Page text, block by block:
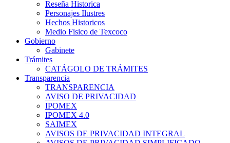
Reseña Historica
Personajes Ilustres
Hechos Historicos
Medio Fisico de Texcoco
Gobierno
Gabinete
Trámites
CATÁGOLO DE TRÁMITES
Transparencia
TRANSPARENCIA
AVISO DE PRIVACIDAD
IPOMEX
IPOMEX 4.0
SAIMEX
AVISOS DE PRIVACIDAD INTEGRAL